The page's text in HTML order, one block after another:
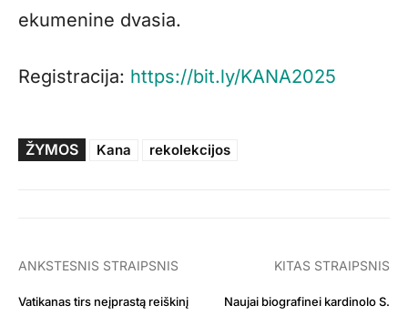
ekumenine dvasia.
Registracija: https://bit.ly/KANA2025
ŽYMOS Kana rekolekcijos
ANKSTESNIS STRAIPSNIS
Vatikanas tirs neįprastą reiškinį
KITAS STRAIPSNIS
Naujai biografinei kardinolo S.